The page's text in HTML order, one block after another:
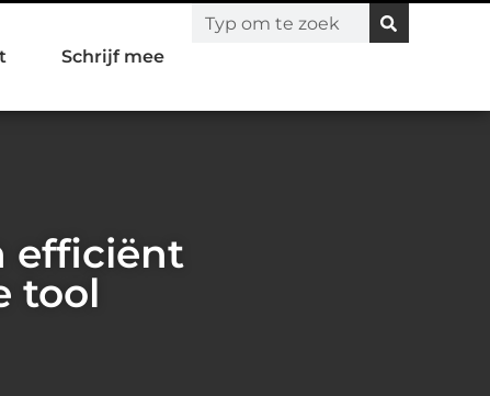
Schrijf mee
efficiënt
tool